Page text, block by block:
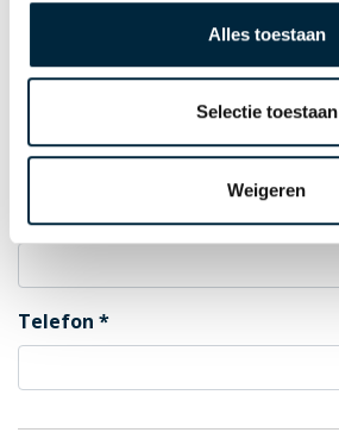
Alles toestaan
Selectie toestaan
Weigeren
E-Mail zur Auftragsbestätigung
Telefon